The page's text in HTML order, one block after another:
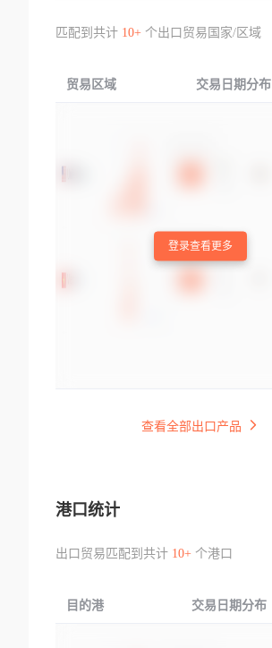
匹配到共计 10+个出口贸易国家/区域
贸易区域 交易日期分布
登录查看更多
查看全部出口产品
港口统计
出口贸易匹配到共计 10+个港口
目的港 交易日期分布